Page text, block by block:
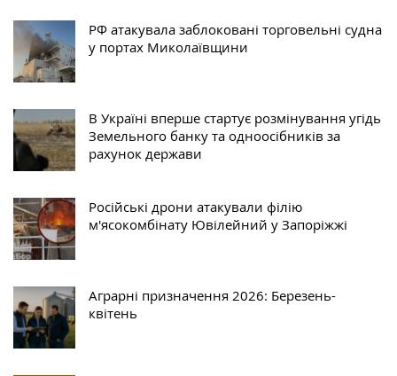
РФ атакувала заблоковані торговельні судна
у портах Миколаївщини
В Україні вперше стартує розмінування угідь
Земельного банку та одноосібників за
рахунок держави
Російські дрони атакували філію
м'ясокомбінату Ювілейний у Запоріжжі
Аграрні призначення 2026: Березень-
квітень